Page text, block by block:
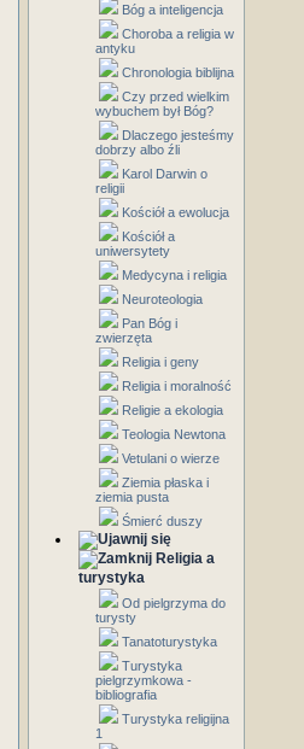
Bóg a inteligencja
Choroba a religia w
antyku
Chronologia biblijna
Czy przed wielkim
wybuchem był Bóg?
Dlaczego jesteśmy
dobrzy albo źli
Karol Darwin o
religii
Kościół a ewolucja
Kościół a
uniwersytety
Medycyna i religia
Neuroteologia
Pan Bóg i
zwierzęta
Religia i geny
Religia i moralność
Religie a ekologia
Teologia Newtona
Vetulani o wierze
Ziemia płaska i
ziemia pusta
Śmierć duszy
Religia a
turystyka
Od pielgrzyma do
turysty
Tanatoturystyka
Turystyka
pielgrzymkowa -
bibliografia
Turystyka religijna
1